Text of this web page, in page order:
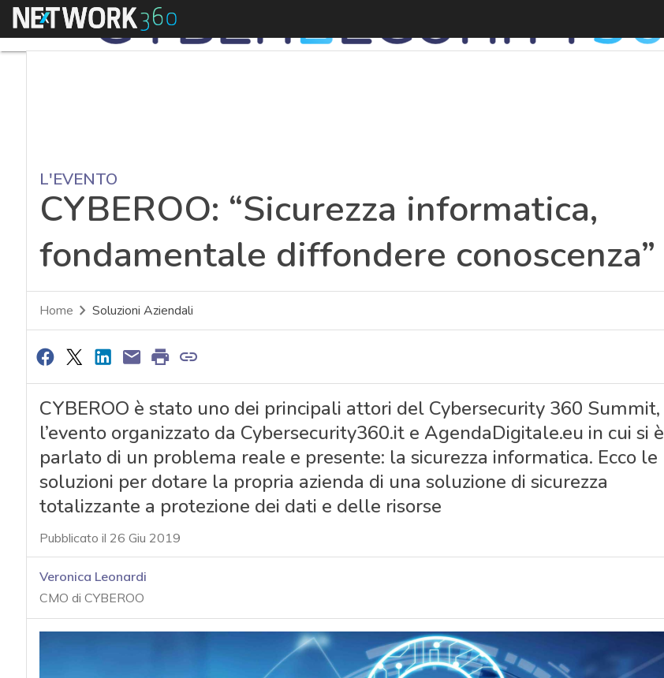
Menu
L'EVENTO
CYBEROO: “Sicurezza informatica,
fondamentale diffondere conoscenza”
Home Soluzioni Aziendali
CYBEROO è stato uno dei principali attori del Cybersecurity 360 Summit,
l’evento organizzato da Cybersecurity360.it e AgendaDigitale.eu in cui si è
parlato di un problema reale e presente: la sicurezza informatica. Ecco le
soluzioni per dotare la propria azienda di una soluzione di sicurezza
totalizzante a protezione dei dati e delle risorse
Pubblicato il 26 Giu 2019
Veronica Leonardi
CMO di CYBEROO